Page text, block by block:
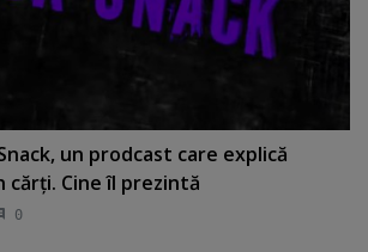
un prodcast care explică
Cine îl prezintă
0